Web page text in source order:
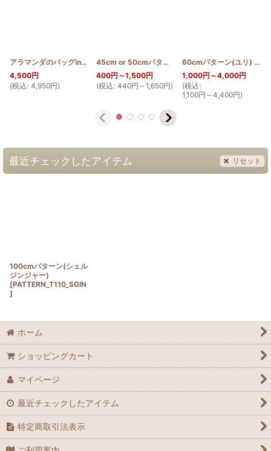
アラマンダのバッグinバッグ [HQBIB_ALA]
4,500円
(税込 : 4,950円)
45cm or 50cmパターン(テッポウユリ) [
400円 ～1,500円
(税込 : 440円 ～1,650円)
60cmパターン(ユリ) [
1,000円 ～4,000円
(税込 :
1,100円 ～4,400円)
最近チェックしたアイテム リセット
100cmパターン(シェル
ジンジャー)
[PATTERN_T110_SGIN
]
ホーム
ショッピングカート
マイページ
最近チェックしたアイテム
特定商取引法表示